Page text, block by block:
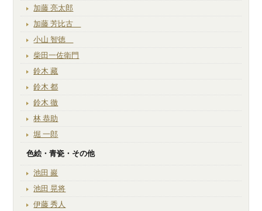
加藤 亮太郎
加藤 芳比古
小山 智徳
柴田一佐衛門
鈴木 藏
鈴木 都
鈴木 徹
林 恭助
堀 一郎
色絵・青瓷・その他
池田 巖
池田 晃将
伊藤 秀人